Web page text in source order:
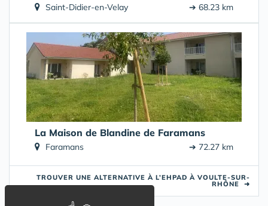
Saint-Didier-en-Velay ➔ 68.23 km
La Maison de Blandine de Faramans
Faramans ➔ 72.27 km
TROUVER UNE ALTERNATIVE À L’EHPAD À VOULTE-SUR-
RHÔNE ➜